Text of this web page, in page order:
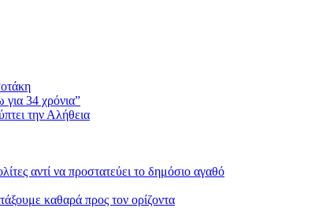
34 χρόνια”
την Αλήθεια
αντί να προστατεύει το δημόσιο αγαθό
καθαρά προς τον ορίζοντα